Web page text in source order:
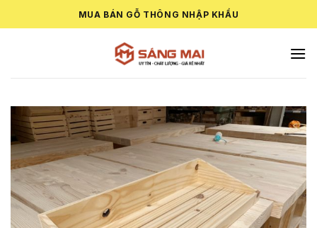
to
MUA BÁN GỖ THÔNG NHẬP KHẨU